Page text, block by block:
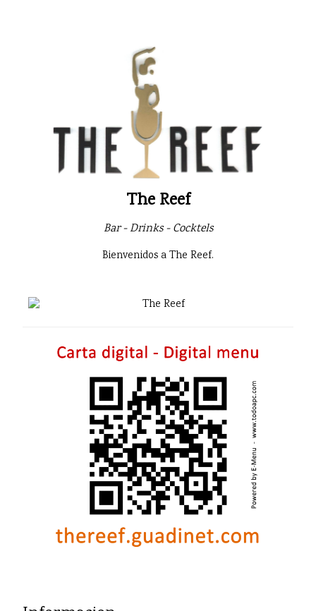
The Reef
Bar - Drinks - Cocktels
Bienvenidos a The Reef.